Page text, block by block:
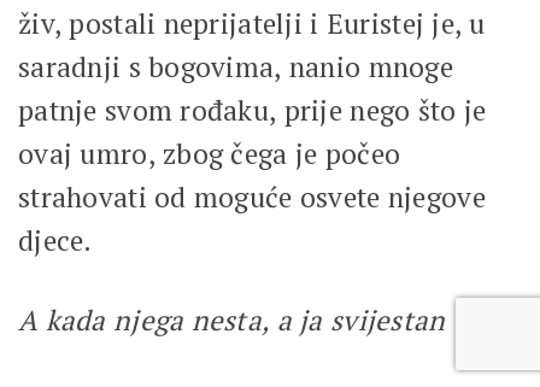
živ, postali neprijatelji i Euristej je, u
saradnji s bogovima, nanio mnoge
patnje svom rođaku, prije nego što je
ovaj umro, zbog čega je počeo
strahovati od moguće osvete njegove
djece.
A kada njega nesta, a ja svijestan bjeh,